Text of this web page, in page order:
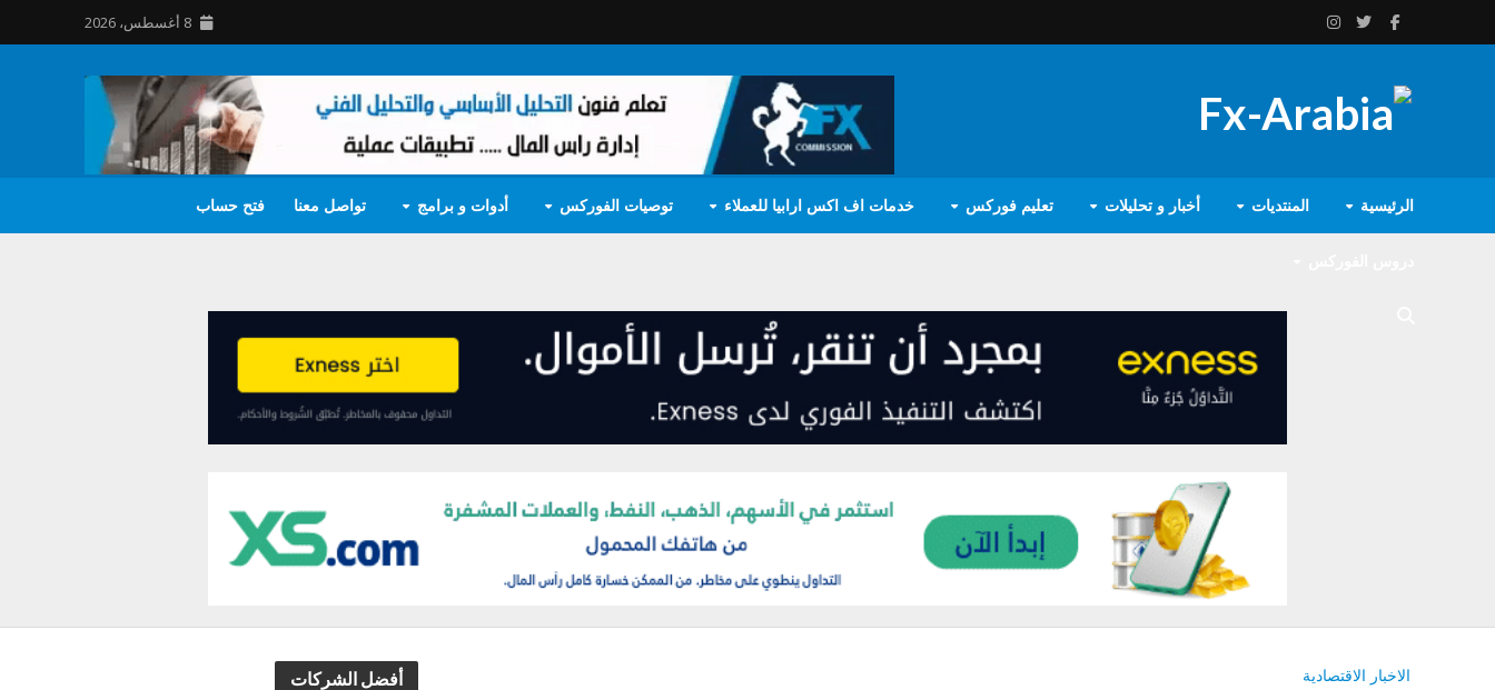
8 أغسطس، 2026
الرئيسية المنتديات أخبار و تحليلات تعليم فوركس خدمات اف اكس ارابيا للعملاء توصيات الفوركس أدوات و برامج تواصل معنا فتح حساب
أفضل الشركات الاخبار الاقتصادية